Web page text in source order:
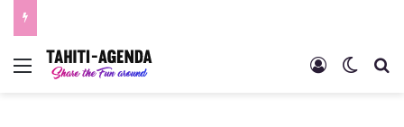
Menu Connexion